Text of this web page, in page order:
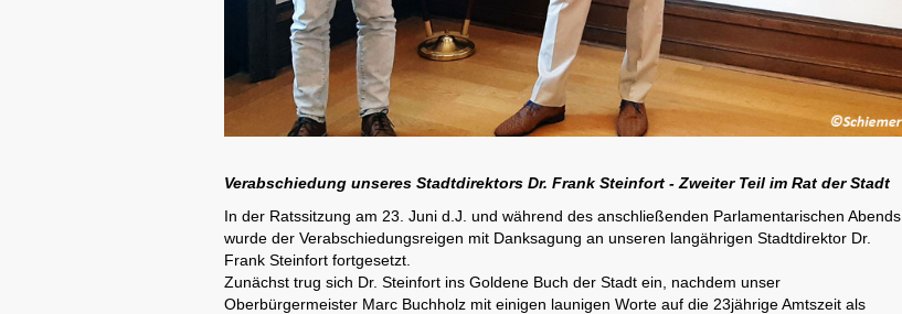
Verabschiedung unseres Stadtdirektors Dr. Frank Steinfort - Zweiter Teil im Rat der Stadt
In der Ratssitzung am 23. Juni d.J. und während des anschließenden Parlamentarischen Abends
wurde der Verabschiedungsreigen mit Danksagung an unseren langährigen Stadtdirektor Dr.
Frank Steinfort fortgesetzt.
Zunächst trug sich Dr. Steinfort ins Goldene Buch der Stadt ein, nachdem unser
Oberbürgermeister Marc Buchholz mit einigen launigen Worte auf die 23jährige Amtszeit als